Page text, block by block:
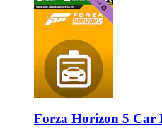
Forza Horizon 5 Car